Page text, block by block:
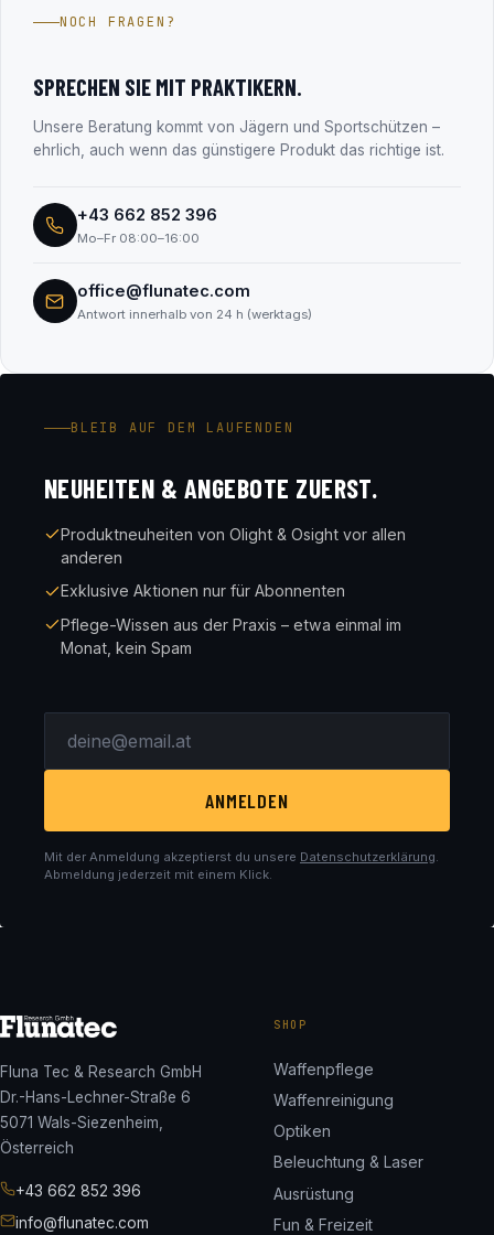
Salzburg). Alle Unternehmensdaten findest du transparent
NOCH FRAGEN?
SPRECHEN SIE MIT PRAKTIKERN.
Unsere Beratung kommt von Jägern und Sportschützen –
ehrlich, auch wenn das günstigere Produkt das richtige ist.
+43 662 852 396
Mo–Fr 08:00–16:00
office@flunatec.com
Antwort innerhalb von 24 h (werktags)
BLEIB AUF DEM LAUFENDEN
NEUHEITEN & ANGEBOTE ZUERST.
Produktneuheiten von Olight & Osight vor allen
anderen
Exklusive Aktionen nur für Abonnenten
Pflege-Wissen aus der Praxis – etwa einmal im
Monat, kein Spam
ANMELDEN
Mit der Anmeldung akzeptierst du unsere Datenschutzerklärung.
Abmeldung jederzeit mit einem Klick.
Fluna Tec & Research GmbH
Dr.-Hans-Lechner-Straße 6
5071 Wals-Siezenheim,
Österreich
+43 662 852 396
info@flunatec.com
SHOP
Waffenpflege
Waffenreinigung
Optiken
Beleuchtung & Laser
Ausrüstung
Fun & Freizeit